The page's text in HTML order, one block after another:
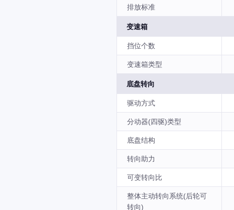
排放标准
变速箱
挡位个数
变速箱类型
底盘转向
驱动方式
分动器(四驱)类型
底盘结构
转向助力
可变转向比
整体主动转向系统(后轮可
转向)